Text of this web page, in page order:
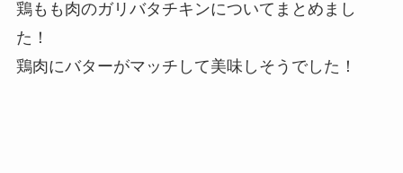
鶏もも肉のガリバタチキンについてまとめまし
た！
鶏肉にバターがマッチして美味しそうでした！